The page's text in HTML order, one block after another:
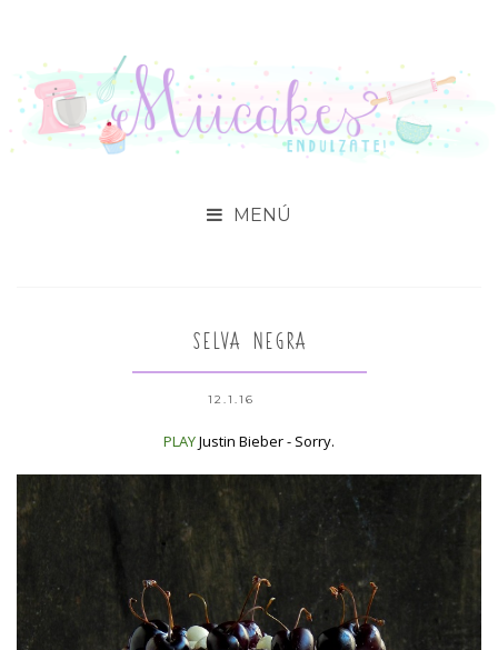

SELVA NEGRA
12.1.16
PLAYJustin Bieber - Sorry.